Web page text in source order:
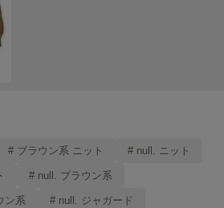
# ブラウン系 ニット # null. ニット
# null. ブラウン系
ン系 # null. ジャガード